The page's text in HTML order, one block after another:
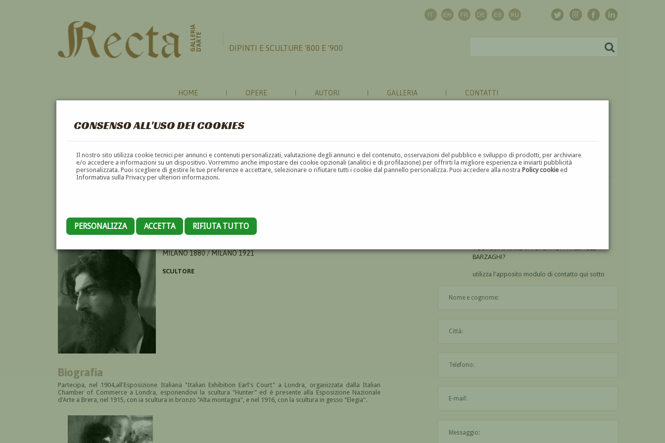
CONSENSO ALL'USO DEI COOKIES
Il nostro sito utilizza cookie tecnici per annunci e contenuti personalizzati, valutazione degli annunci e del contenuto, osservazioni del pubblico e sviluppo di prodotti, per archiviare
e/o accedere a informazioni su un dispositivo. Vorremmo anche impostare dei cookie opzionali (analitici e di profilazione) per offrirti la migliore esperienza e inviarti pubblicità
personalizzata. Puoi scegliere di gestire le tue preferenze e accettare, selezionare o rifiutare tutti i cookie dal pannello personalizza. Puoi accedere alla nostraPolicy cookie ed
Informativa sulla Privacy per ulteriori informazioni.
PERSONALIZZA ACCETTA RIFIUTA TUTTO
GALLERIAD'ARTE DIPINTI E SCULTURE '800 E '900
HOME OPERE AUTORI GALLERIA CONTATTI
PRASSITELE BARZAGHI
MILANO 1880 / MILANO 1921
SCULTORE
Biografia
Partecipa, nel 1904,all'Esposizione Italiana "Italian Exhibition Earl's Court" a Londra, organizzata dalla Italian
Chamber of Commerce a Londra, esponendovi la scultura "Hunter" ed è presente alla Esposizione Nazionale
d'Arte a Brera, nel 1915, con ia scultura in bronzo "Alta montagna", e nel 1916, con la scultura in gesso "Elegia".
VUOICOMPRAREUN'OPERA DI PRASSITELE
BARZAGHI?
utilizza l'apposito modulo di contatto qui sotto